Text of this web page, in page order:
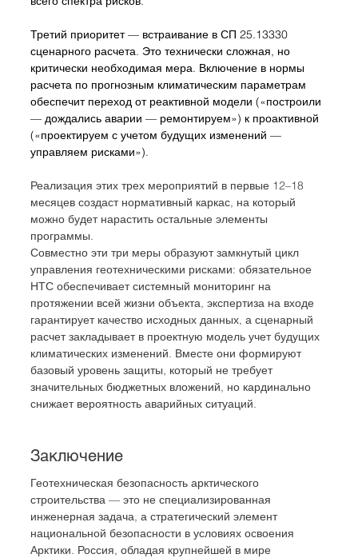
Третий приоритет — встраивание в СП 25.13330
сценарного расчета. Это технически сложная, но
критически необходимая мера. Включение в нормы
расчета по прогнозным климатическим параметрам
обеспечит переход от реактивной модели («построили
— дождались аварии — ремонтируем») к проактивной
(«проектируем с учетом будущих изменений —
управляем рисками»).
Реализация этих трех мероприятий в первые 12–18
месяцев создаст нормативный каркас, на который
можно будет нарастить остальные элементы
программы.
Совместно эти три меры образуют замкнутый цикл
управления геотехническими рисками: обязательное
НТС обеспечивает системный мониторинг на
протяжении всей жизни объекта, экспертиза на входе
гарантирует качество исходных данных, а сценарный
расчет закладывает в проектную модель учет будущих
климатических изменений. Вместе они формируют
базовый уровень защиты, который не требует
значительных бюджетных вложений, но кардинально
снижает вероятность аварийных ситуаций.
Заключение
Геотехническая безопасность арктического
строительства — это не специализированная
инженерная задача, а стратегический элемент
национальной безопасности в условиях освоения
Арктики. Россия, обладая крупнейшей в мире